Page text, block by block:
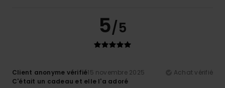
5/5
Client anonyme vérifié15 novembre 2025
Achat vérifié
C'était un cadeau et elle l'a adoré